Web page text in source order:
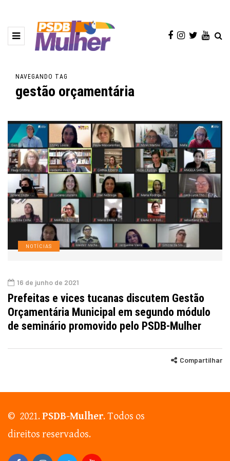
NAVEGANDO TAG
gestão orçamentária
NOTÍCIAS
16 de junho de 2021
Prefeitas e vices tucanas discutem Gestão
Orçamentária Municipal em segundo módulo
de seminário promovido pelo PSDB-Mulher
Compartilhar
© 2021.PSDB-Mulher. Todos os
direitos reservados.